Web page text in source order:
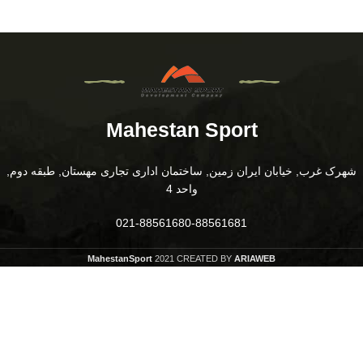
Mahestan Sport
شهرک غرب, خیابان ایران زمین, ساختمان اداری تجاری مهستان, طبقه دوم,
واحد 4
021-88561680-88561681
MahestanSport 2021 CREATED BY ARIAWEB